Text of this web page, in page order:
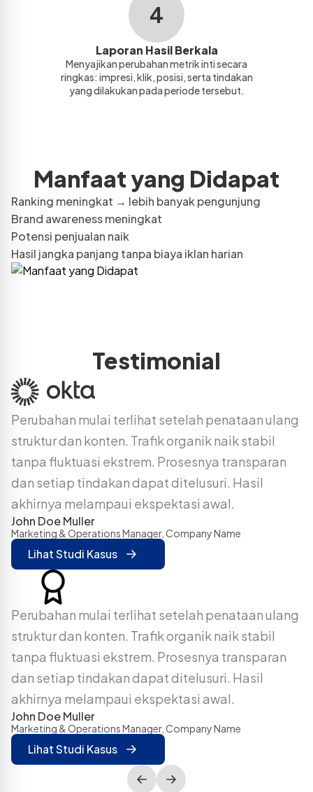
4
Laporan Hasil Berkala
Menyajikan perubahan metrik inti secara
ringkas: impresi, klik, posisi, serta tindakan
yang dilakukan pada periode tersebut.
Manfaat yang Didapat
Ranking meningkat → lebih banyak pengunjung
Brand awareness meningkat
Potensi penjualan naik
Hasil jangka panjang tanpa biaya iklan harian
Testimonial
Perubahan mulai terlihat setelah penataan ulang
struktur dan konten. Trafik organik naik stabil
tanpa fluktuasi ekstrem. Prosesnya transparan
dan setiap tindakan dapat ditelusuri. Hasil
akhirnya melampaui ekspektasi awal.
John Doe Muller
Marketing & Operations Manager, Company Name
Lihat Studi Kasus
Perubahan mulai terlihat setelah penataan ulang
struktur dan konten. Trafik organik naik stabil
tanpa fluktuasi ekstrem. Prosesnya transparan
dan setiap tindakan dapat ditelusuri. Hasil
akhirnya melampaui ekspektasi awal.
John Doe Muller
Marketing & Operations Manager, Company Name
Lihat Studi Kasus